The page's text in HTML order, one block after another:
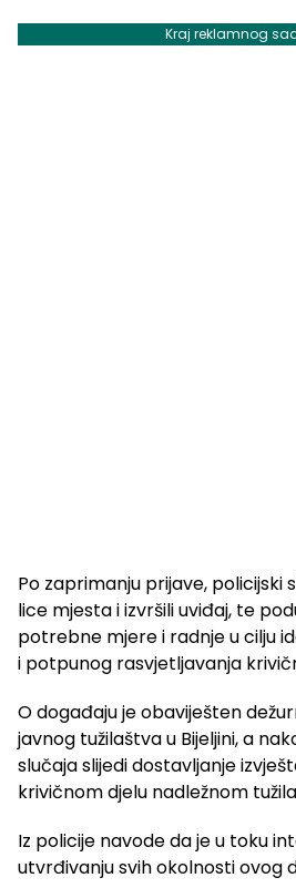
Kraj reklamnog
Po zaprimanju prijave, policijski
lice mjesta i izvršili uviđaj, te
potrebne mjere i radnje u cilju
i potpunog rasvjetljavanja
O događaju je obaviješten
javnog tužilaštva u Bijeljini, a
slučaja slijedi dostavljanje
krivičnom djelu nadležnom
Iz policije navode da je u toku
utvrđivanju svih okolnosti ovog